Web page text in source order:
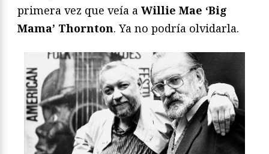
primera vez que veía a Willie Mae ‘Big
Mama’ Thornton. Ya no podría olvidarla.